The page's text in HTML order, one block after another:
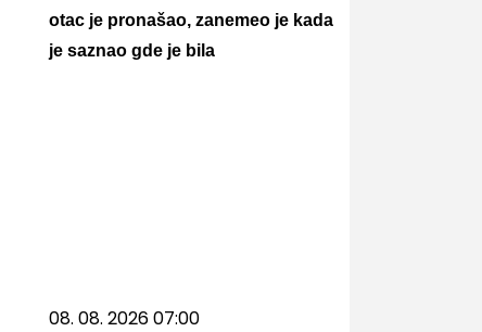
otac je pronašao, zanemeo je kada
je saznao gde je bila
08. 08. 2026 07:00